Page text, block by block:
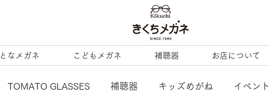
なメガネ こどもメガネ 補聴器 お店について
TOMATO GLASSES 補聴器 キッズめがね イベント